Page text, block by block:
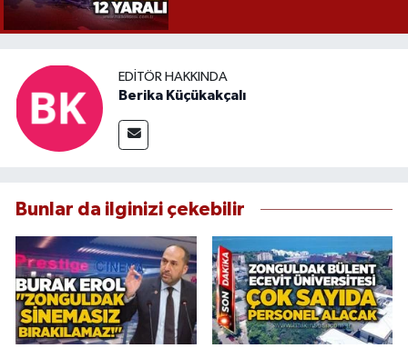
EDITÖR HAKKINDA
Berika Küçükakçalı
Bunlar da ilginizi çekebilir